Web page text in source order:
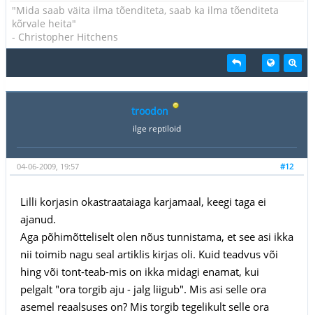
"Mida saab väita ilma tõenditeta, saab ka ilma tõenditeta
kõrvale heita"
- Christopher Hitchens
troodon
ilge reptiloid
#12
04-06-2009, 19:57
Lilli korjasin okastraataiaga karjamaal, keegi taga ei
ajanud.
Aga põhimõtteliselt olen nõus tunnistama, et see asi ikka
nii toimib nagu seal artiklis kirjas oli. Kuid teadvus või
hing või tont-teab-mis on ikka midagi enamat, kui
pelgalt "ora torgib aju - jalg liigub". Mis asi selle ora
asemel reaalsuses on? Mis torgib tegelikult selle ora